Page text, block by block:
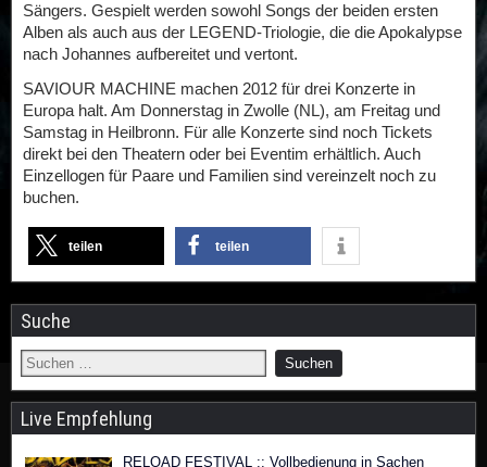
Sängers. Gespielt werden sowohl Songs der beiden ersten
Alben als auch aus der LEGEND-Triologie, die die Apokalypse
nach Johannes aufbereitet und vertont.
SAVIOUR MACHINE machen 2012 für drei Konzerte in
Europa halt. Am Donnerstag in Zwolle (NL), am Freitag und
Samstag in Heilbronn. Für alle Konzerte sind noch Tickets
direkt bei den Theatern oder bei Eventim erhältlich. Auch
Einzellogen für Paare und Familien sind vereinzelt noch zu
buchen.
teilen teilen
Suche
Live Empfehlung
RELOAD FESTIVAL :: Vollbedienung in Sachen